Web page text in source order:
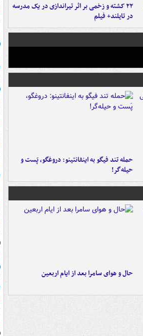
۲۲ کشته و زخمی بر اثر تیراندازی در یک مدرسه
در تایلند+ فیلم
حمله تند فیگو به اینفانتینو: دروغگو، پَست‌ و
حیله‌گر!
حال و هوای سامرا بعد از ایام اربعین